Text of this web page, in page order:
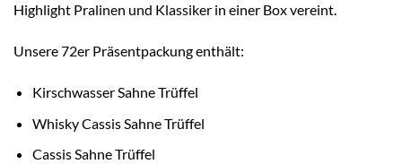
Highlight Pralinen und Klassiker in einer Box vereint.
Unsere 72er Präsentpackung enthält:
Kirschwasser Sahne Trüffel
Whisky Cassis Sahne Trüffel
Cassis Sahne Trüffel